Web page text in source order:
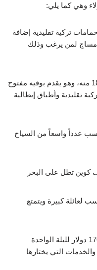
وهي كما يلي:
تركية تقليدية إضافة
مساج لمن يرغب وذلك
مطعم الفندق متواجد في الطابق رقم 18 منه، وهو يقدم بوفيه مفتوح
تقليدية وأطباق إيطالية
عدداً واسعاً من السياح
غرف كوين تطل على البحر
وهو مناسب لعائلة كبيرة ويتمتع
أما عن أسعار الحجوزات فهي تبدأ من 170 دولار لليلة الواحدة
التي يختارها